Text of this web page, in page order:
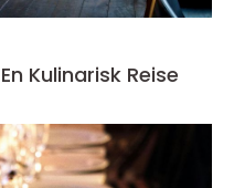
Kulinarisk Reise